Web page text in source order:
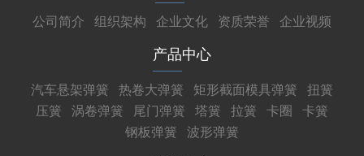
公司简介 组织架构 企业文化 资质荣誉 企业视频
产品中心
汽车悬架弹簧 热卷大弹簧 矩形截面模具弹簧
扭簧
压簧
涡卷弹簧 尾门弹簧 塔簧 拉簧 卡圈
卡簧
钢板弹簧
波形弹簧